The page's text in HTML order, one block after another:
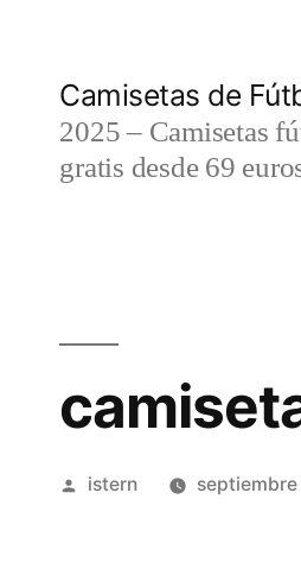
Camisetas de
2025 – Camisetas
gratis desde 69
Publicado
istern